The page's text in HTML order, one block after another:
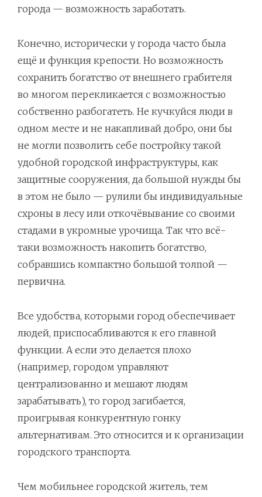
города — возможность заработать.
Конечно, исторически у города часто была
ещё и функция крепости. Но возможность
сохранить богатство от внешнего грабителя
во многом перекликается с возможностью
собственно разбогатеть. Не кучкуйся люди в
одном месте и не накапливай добро, они бы
не могли позволить себе постройку такой
удобной городской инфраструктуры, как
защитные сооружения, да большой нужды бы
в этом не было — рулили бы индивидуальные
схроны в лесу или откочёвывание со своими
стадами в укромные урочища. Так что всё-
таки возможность накопить богатство,
собравшись компактно большой толпой —
первична.
Все удобства, которыми город обеспечивает
людей, приспосабливаются к его главной
функции. А если это делается плохо
(например, городом управляют
централизованно и мешают людям
зарабатывать), то город загибается,
проигрывая конкурентную гонку
альтернативам. Это относится и к организации
городского транспорта.
Чем мобильнее городской житель, тем